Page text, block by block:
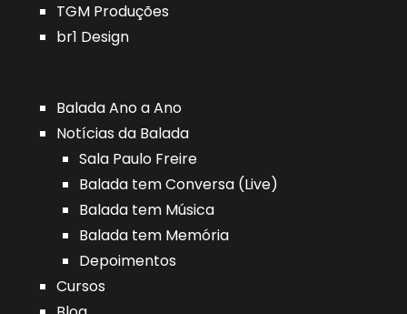
TGM Produções
br1 Design
Balada Ano a Ano
Notícias da Balada
Sala Paulo Freire
Balada tem Conversa (Live)
Balada tem Música
Balada tem Memória
Depoimentos
Cursos